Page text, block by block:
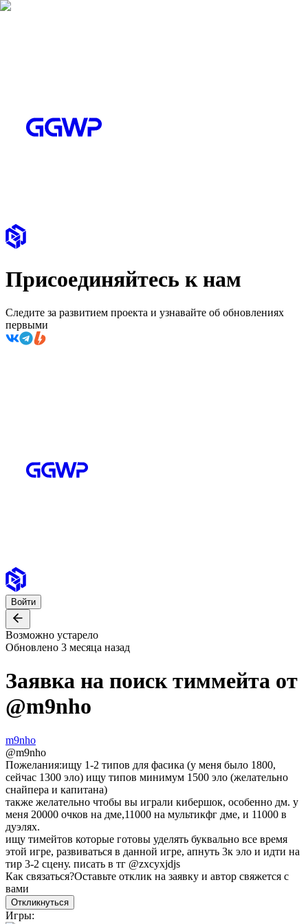
Присоединяйтесь к нам
Следите за развитием проекта и узнавайте об обновлениях
первыми
Войти
Возможно устарело
Обновлено 3 месяца назад
Заявка на поиск тиммейта от
@m9nho
m9nho
@m9nho
Пожелания:ищу 1-2 типов для фасика (у меня было 1800,
сейчас 1300 эло) ищу типов минимум 1500 эло (желательно
снайпера и капитана)
также желательно чтобы вы играли кибершок, особенно дм. у
меня 20000 очков на дме,11000 на мультикфг дме, и 11000 в
дуэлях.
ищу тимейтов которые готовы уделять буквально все время
этой игре, развиваться в данной игре, апнуть 3к эло и идти на
тир 3-2 сцену. писать в тг @zxcyxjdjs
Как связаться?Оставьте отклик на заявку и автор свяжется с
вами
Откликнуться
Игры: